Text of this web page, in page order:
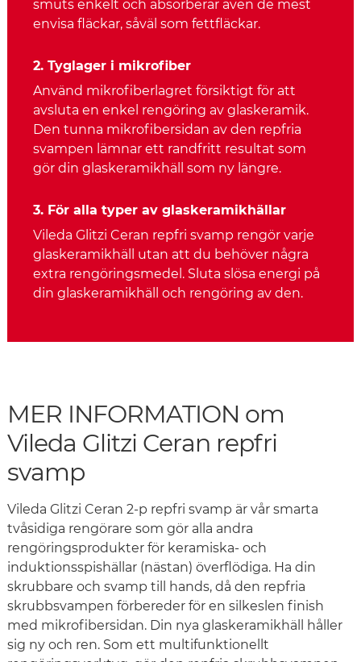
smuts enkelt och absorberar även de mest
envisa fläckar, såväl som fettfläckar.
2. Tyglager i mikrofiber
Använd mikrofiberlagret försiktigt för att
avsluta en enkel rengöring av glaskeramik.
Den tunna mikrofibersidan av den repfria
svampen lämnar ett randfritt resultat som
gör din glaskeramikhäll som ny längre.
3. För alla typer av glaskeramikhällar
Vileda Glitzi Ceran repfri svamp rengör varje
glaskeramikhäll utan att du behöver några
extra rengöringsmedel. Sluta slösa energi på
din glaskeramikhäll och rengöring av den.
MER INFORMATION om
Vileda Glitzi Ceran repfri
svamp
Vileda Glitzi Ceran 2-p repfri svamp är vår smarta
tvåsidiga rengörare som gör alla andra
rengöringsprodukter för keramiska- och
induktionsspishällar (nästan) överflödiga. Ha din
skrubbare och svamp till hands, då den repfria
skrubbsvampen förbereder för en silkeslen finish
med mikrofibersidan. Din nya glaskeramikhäll håller
sig ny och ren. Som ett multifunktionellt